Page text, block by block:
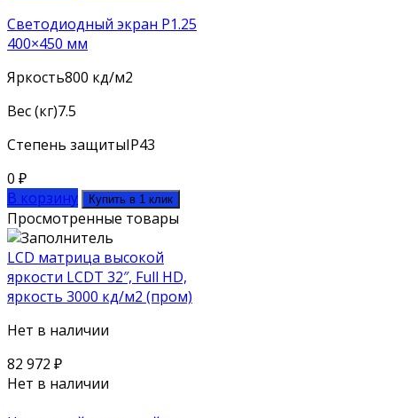
Светодиодный экран P1.25
400×450 мм
Яркость800 кд/м2
Вес (кг)7.5
Степень защитыIP43
0 ₽
В корзину
Купить в 1 клик
Просмотренные товары
LCD матрица высокой
яркости LCDT 32″, Full HD,
яркость 3000 кд/м2 (пром)
Нет в наличии
82 972 ₽
Нет в наличии